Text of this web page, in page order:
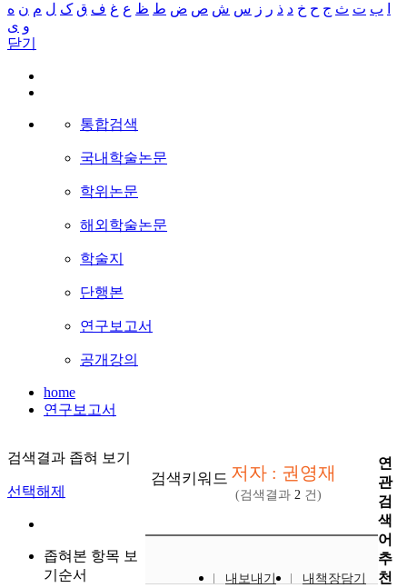
ب ت ث ج ح خ د ذ ر ز س ش ص ض ط ظ ع غ ف ق ک ل م ن ه
و ی
닫기
통합검색
국내학술논문
학위논문
해외학술논문
학술지
단행본
연구보고서
공개강의
home
연구보고서
검색결과 좁혀 보기
선택해제
좁혀본 항목 보
기순서
검색키워드 저자 : 권영재
(검색결과 2 건)
내보내기
내책장담기
연
관
검
색
어
추
천